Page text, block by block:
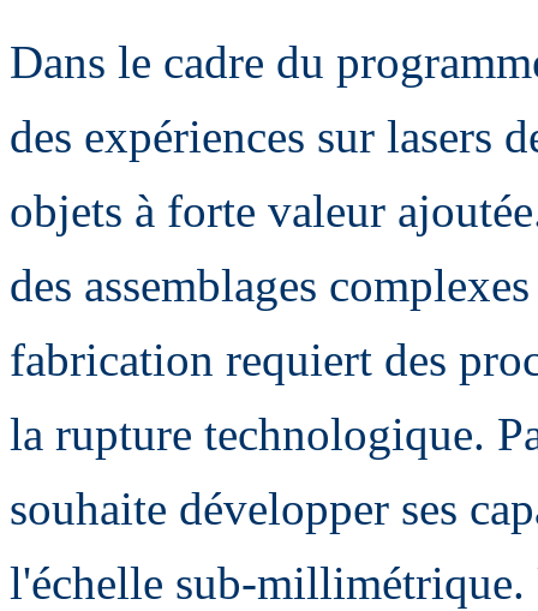
Dans le cadre du
des expériences sur lasers
objets à forte valeur
des assemblages
fabrication requiert des
la rupture technologique.
souhaite développer ses
l'échelle sub-millimétrique.